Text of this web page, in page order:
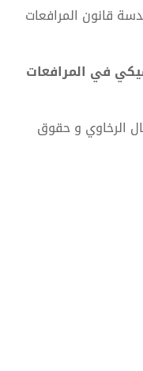
قانون المرافعات
في المرافعات
الرخاوي و حقوق